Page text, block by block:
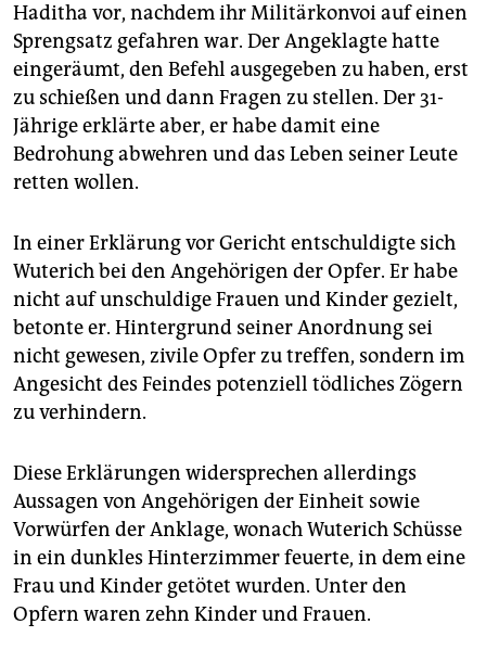
Haditha vor, nachdem ihr Militärkonvoi auf einen
Sprengsatz gefahren war. Der Angeklagte hatte
eingeräumt, den Befehl ausgegeben zu haben, erst
zu schießen und dann Fragen zu stellen. Der 31-
Jährige erklärte aber, er habe damit eine
Bedrohung abwehren und das Leben seiner Leute
retten wollen.
In einer Erklärung vor Gericht entschuldigte sich
Wuterich bei den Angehörigen der Opfer. Er habe
nicht auf unschuldige Frauen und Kinder gezielt,
betonte er. Hintergrund seiner Anordnung sei
nicht gewesen, zivile Opfer zu treffen, sondern im
Angesicht des Feindes potenziell tödliches Zögern
zu verhindern.
Diese Erklärungen widersprechen allerdings
Aussagen von Angehörigen der Einheit sowie
Vorwürfen der Anklage, wonach Wuterich Schüsse
in ein dunkles Hinterzimmer feuerte, in dem eine
Frau und Kinder getötet wurden. Unter den
Opfern waren zehn Kinder und Frauen.